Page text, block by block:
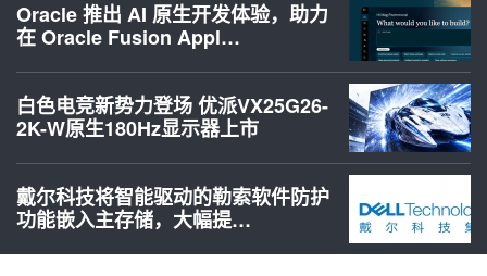
Oracle 推出 AI 原生开发体验，助力
在 Oracle Fusion Appl…
白色电竞新势力登场 优派VX25G26-
2K-W原生180Hz显示器上市
戴尔科技将智能驱动的勒索软件防护
功能嵌入主存储，大幅提…